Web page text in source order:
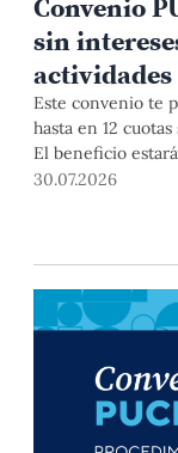
sin
Este convenio te
hasta en 12
El beneficio
2026 para
30.07.2026